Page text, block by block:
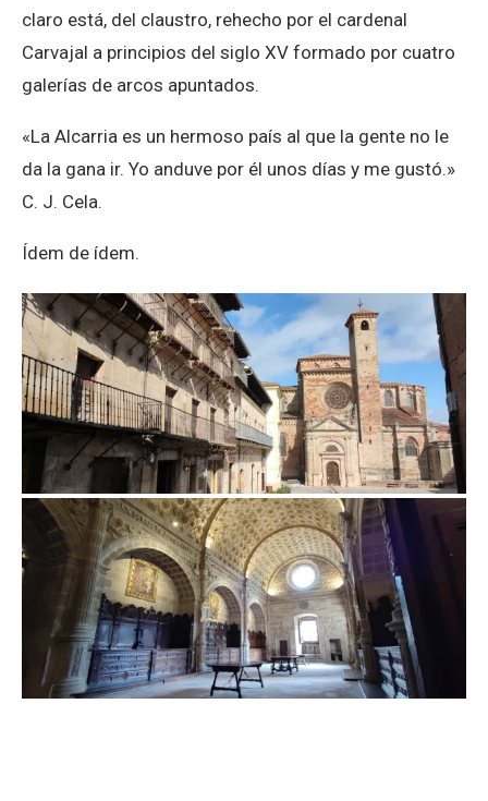
claro está, del claustro, rehecho por el cardenal
Carvajal a principios del siglo XV formado por cuatro
galerías de arcos apuntados.
«La Alcarria es un hermoso país al que la gente no le
da la gana ir. Yo anduve por él unos días y me gustó.»
C. J. Cela.
Ídem de ídem.